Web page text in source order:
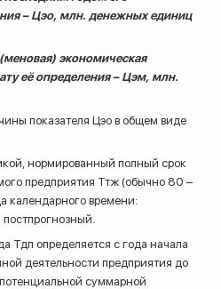
– Цэо, млн. денежных единиц
экономическая
её определения – Цэм, млн.
показателя Цэо в общем виде
нормированный полный срок
предприятия Ттж (обычно 80 –
календарного времени:
Тдп определяется с года начала
деятельности предприятия до
суммарной